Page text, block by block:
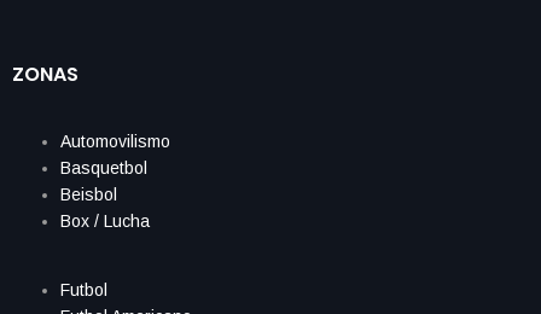
ZONAS
Automovilismo
Basquetbol
Beisbol
Box / Lucha
Futbol